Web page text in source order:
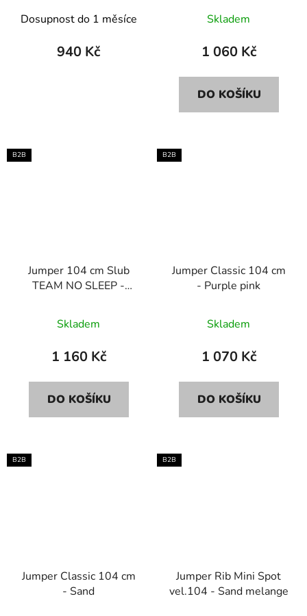
Dosupnost do 1 měsíce
940 Kč
Skladem
1 060 Kč
DO KOŠÍKU
B2B
Jumper 104 cm Slub
TEAM NO SLEEP -
Skladem
1 160 Kč
DO KOŠÍKU
B2B
Jumper Classic 104 cm
- Purple pink
Skladem
1 070 Kč
DO KOŠÍKU
B2B
Jumper Classic 104 cm
- Sand
B2B
Jumper Rib Mini Spot
vel.104 - Sand melange